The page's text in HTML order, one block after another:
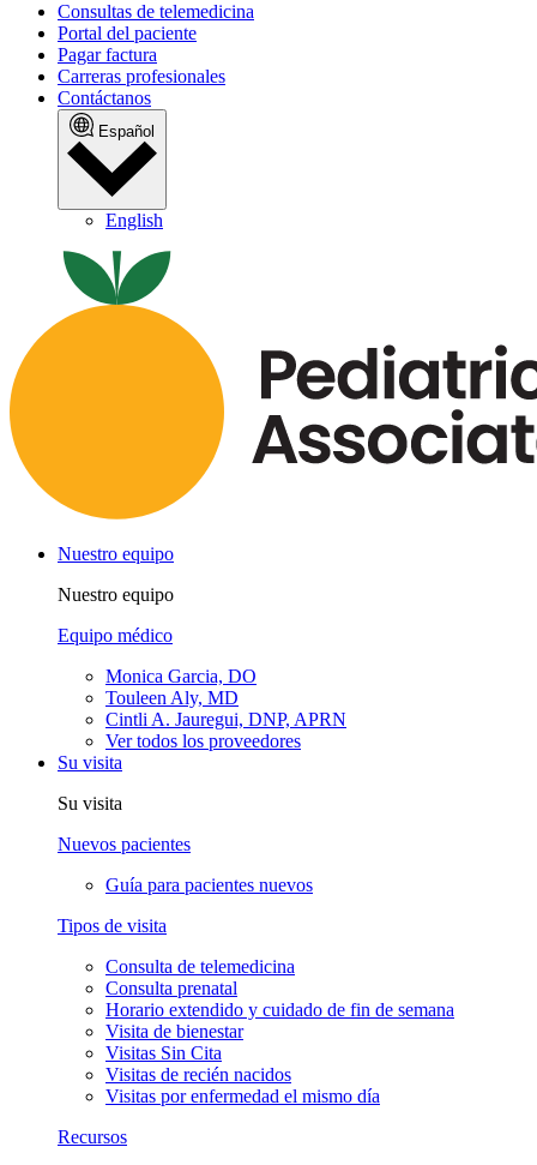
Consultas de telemedicina
Portal del paciente
Pagar factura
Carreras profesionales
Contáctanos
Español
English
Nuestro equipo
Nuestro equipo
Equipo médico
Monica Garcia, DO
Touleen Aly, MD
Cintli A. Jauregui, DNP, APRN
Ver todos los proveedores
Su visita
Su visita
Nuevos pacientes
Guía para pacientes nuevos
Tipos de visita
Consulta de telemedicina
Consulta prenatal
Horario extendido y cuidado de fin de semana
Visita de bienestar
Visitas Sin Cita
Visitas de recién nacidos
Visitas por enfermedad el mismo día
Recursos